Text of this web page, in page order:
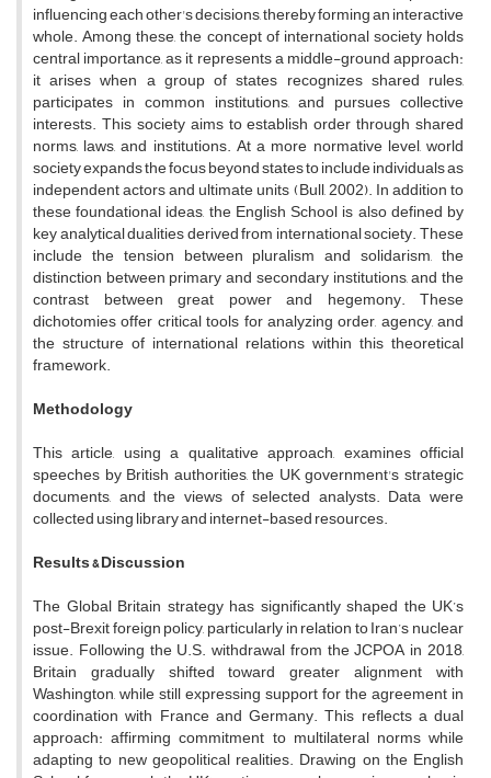
influencing each other's decisions, thereby forming an interactive
whole. Among these, the concept of international society holds
central importance, as it represents a middle-ground approach:
it arises when a group of states recognizes shared rules,
participates in common institutions, and pursues collective
interests. This society aims to establish order through shared
norms, laws, and institutions. At a more normative level, world
society expands the focus beyond states to include individuals as
independent actors and ultimate units (Bull, 2002). In addition to
these foundational ideas, the English School is also defined by
key analytical dualities derived from international society. These
include the tension between pluralism and solidarism, the
distinction between primary and secondary institutions, and the
contrast between great power and hegemony. These
dichotomies offer critical tools for analyzing order, agency, and
the structure of international relations within this theoretical
framework.
Methodology
This article, using a qualitative approach, examines official
speeches by British authorities, the UK government's strategic
documents, and the views of selected analysts. Data were
collected using library and internet-based resources.
Results & Discussion
The Global Britain strategy has significantly shaped the UK’s
post-Brexit foreign policy, particularly in relation to Iran’s nuclear
issue. Following the U.S. withdrawal from the JCPOA in 2018,
Britain gradually shifted toward greater alignment with
Washington, while still expressing support for the agreement in
coordination with France and Germany. This reflects a dual
approach: affirming commitment to multilateral norms while
adapting to new geopolitical realities. Drawing on the English